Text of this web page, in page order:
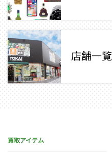
店舗一覧
買取アイテム